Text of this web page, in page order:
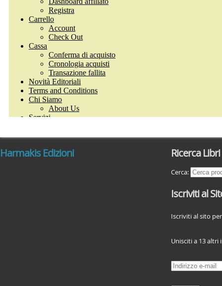
Harmakis Edizioni Ricerca Libri
Cerca:
Iscriviti al
Iscriviti al sito
Unisciti a 13 altri